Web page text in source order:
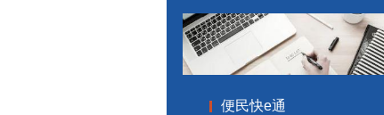
便民快e通